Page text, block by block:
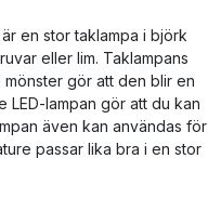
en stor taklampa i björk
eller lim. Taklampans
gör att den blir en
LED-lampan gör att du kan
även kan användas för
passar lika bra i en stor